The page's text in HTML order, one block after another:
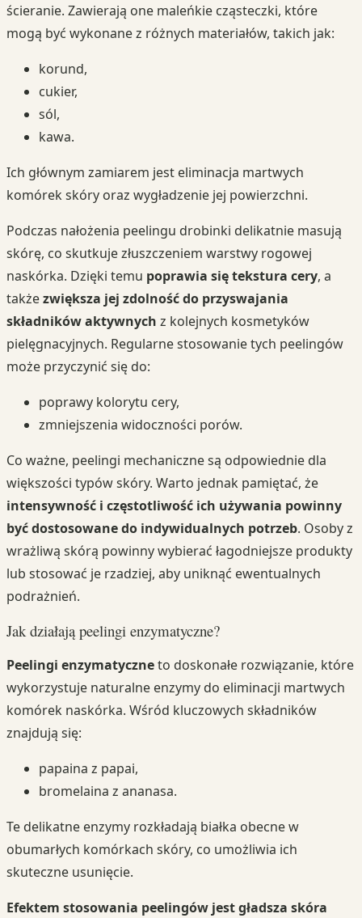
ścieranie. Zawierają one maleńkie cząsteczki, które
mogą być wykonane z różnych materiałów, takich jak:
korund,
cukier,
sól,
kawa.
Ich głównym zamiarem jest eliminacja martwych
komórek skóry oraz wygładzenie jej powierzchni.
Podczas nałożenia peelingu drobinki delikatnie masują
skórę, co skutkuje złuszczeniem warstwy rogowej
naskórka. Dzięki temu poprawia się tekstura cery, a
takżezwiększa jej zdolność do przyswajania
składników aktywnych z kolejnych kosmetyków
pielęgnacyjnych. Regularne stosowanie tych peelingów
może przyczynić się do:
poprawy kolorytu cery,
zmniejszenia widoczności porów.
Co ważne, peelingi mechaniczne są odpowiednie dla
większości typów skóry. Warto jednak pamiętać, że
intensywność i częstotliwość ich używania powinny
być dostosowane do indywidualnych potrzeb. Osoby z
wrażliwą skórą powinny wybierać łagodniejsze produkty
lub stosować je rzadziej, aby uniknąć ewentualnych
podrażnień.
Jak działają peelingi enzymatyczne?
Peelingi enzymatyczneto doskonałe rozwiązanie, które
wykorzystuje naturalne enzymy do eliminacji martwych
komórek naskórka. Wśród kluczowych składników
znajdują się:
papaina z papai,
bromelaina z ananasa.
Te delikatne enzymy rozkładają białka obecne w
obumarłych komórkach skóry, co umożliwia ich
skuteczne usunięcie.
Efektem stosowania peelingów jest gładsza skóra